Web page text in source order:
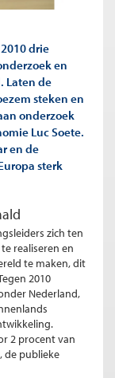
drie
en
Laten de
steken en
onderzoek
Luc Soete.
en de
sterk
zich ten
realiseren en
te maken, dit
2010
Nederland,
2 procent van
de publieke